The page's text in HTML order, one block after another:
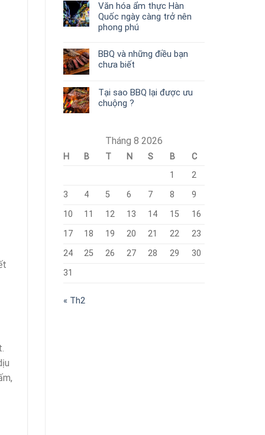
Văn hóa ẩm thực Hàn
Quốc ngày càng trở nên
phong phú
BBQ và những điều bạn
chưa biết
Tại sao BBQ lại được ưu
chuộng ?
Tháng 8 2026
H B T N S B
C
1
2
3
4 5 6 7 8
9
10
11 12 13 14 15
16
17
18 19 20 21 22
23
24
25 26 27 28 29
30
31
« Th2